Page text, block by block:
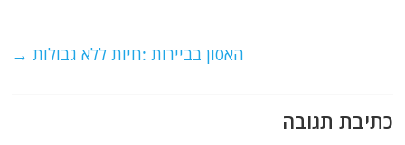
k
האסון בביירות :חיות ללא גבולות →
כתיבת תגובה